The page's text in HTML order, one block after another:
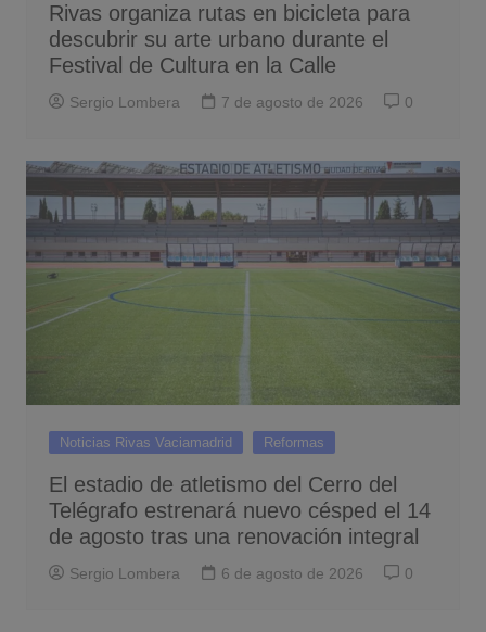
Rivas organiza rutas en bicicleta para
descubrir su arte urbano durante el
Festival de Cultura en la Calle
Sergio Lombera 7 de agosto de 2026 0
Noticias Rivas Vaciamadrid Reformas
El estadio de atletismo del Cerro del
Telégrafo estrenará nuevo césped el 14
de agosto tras una renovación integral
Sergio Lombera 6 de agosto de 2026 0